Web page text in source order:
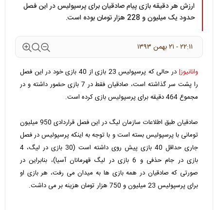
ارزش هر دقیقه بازی پیام صادقیان برای پرسپولیس در این فصل
حدود یک میلیون و 228 هزار تومان بوده است.
۲۲:۱۱ - ۲۱ بهمن ۱۳۹۳
وانانیوز|
در حالی که پرسپولیس 23 بازی از 40 بازی خود در این فصل
را پشت سر گذاشته است، صادقیان فقط در 7 بازی حضور داشته و در
مجموع 464 دقیقه برای پرسپولیس بازی کرده است.
صادقیان طبق اطلاعات سازمان لیگ در این فصل قراردادی 950 میلیون
تومانی با پرسپولیس بسته است و با توجه به اینکه پرسپولیس در فصل
جاری حداقل 40 بازی پیش روی داشته است (30 بازی در لیگ، 4
بازی در جام حذفی و 6 بازی در لیگ قهرمانان آسیا)، بنابراین در
صورتی که صادقیان در همه بازی ها به میدان می رفت، هر بازی او
برای پرسپولیس 23 میلیون و 750 هزار تومان هزینه بر می داشت.